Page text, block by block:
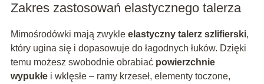
Zakres zastosowań elastycznego talerza
Mimośrodówki mają zwykle elastyczny talerz szlifierski,
który ugina się i dopasowuje do łagodnych łuków. Dzięki
temu możesz swobodnie obrabiać powierzchnie
wypukłei wklęsłe – ramy krzeseł, elementy toczone,